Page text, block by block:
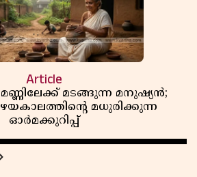
Article
മണ്ണിലേക്ക് മടങ്ങുന്ന മനുഷ്യൻ;
മധുരിക്കുന്ന
ഓർമക്കുറിപ്പ്